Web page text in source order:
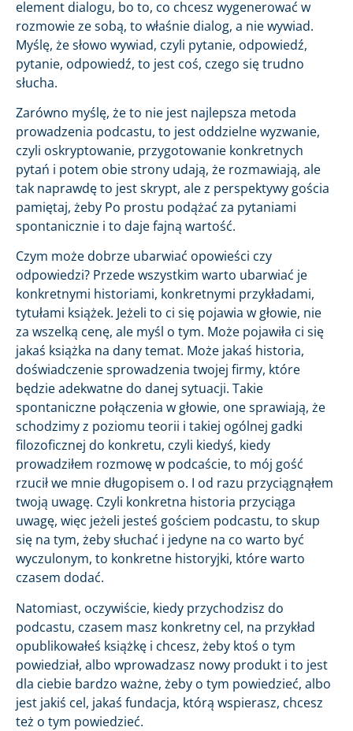
element dialogu, bo to, co chcesz wygenerować w
rozmowie ze sobą, to właśnie dialog, a nie wywiad.
Myślę, że słowo wywiad, czyli pytanie, odpowiedź,
pytanie, odpowiedź, to jest coś, czego się trudno
słucha.
Zarówno myślę, że to nie jest najlepsza metoda
prowadzenia podcastu, to jest oddzielne wyzwanie,
czyli oskryptowanie, przygotowanie konkretnych
pytań i potem obie strony udają, że rozmawiają, ale
tak naprawdę to jest skrypt, ale z perspektywy gościa
pamiętaj, żeby Po prostu podążać za pytaniami
spontanicznie i to daje fajną wartość.
Czym może dobrze ubarwiać opowieści czy
odpowiedzi? Przede wszystkim warto ubarwiać je
konkretnymi historiami, konkretnymi przykładami,
tytułami książek. Jeżeli to ci się pojawia w głowie, nie
za wszelką cenę, ale myśl o tym. Może pojawiła ci się
jakaś książka na dany temat. Może jakaś historia,
doświadczenie sprowadzenia twojej firmy, które
będzie adekwatne do danej sytuacji. Takie
spontaniczne połączenia w głowie, one sprawiają, że
schodzimy z poziomu teorii i takiej ogólnej gadki
filozoficznej do konkretu, czyli kiedyś, kiedy
prowadziłem rozmowę w podcaście, to mój gość
rzucił we mnie długopisem o. I od razu przyciągnąłem
twoją uwagę. Czyli konkretna historia przyciąga
uwagę, więc jeżeli jesteś gościem podcastu, to skup
się na tym, żeby słuchać i jedyne na co warto być
wyczulonym, to konkretne historyjki, które warto
czasem dodać.
Natomiast, oczywiście, kiedy przychodzisz do
podcastu, czasem masz konkretny cel, na przykład
opublikowałeś książkę i chcesz, żeby ktoś o tym
powiedział, albo wprowadzasz nowy produkt i to jest
dla ciebie bardzo ważne, żeby o tym powiedzieć, albo
jest jakiś cel, jakaś fundacja, którą wspierasz, chcesz
też o tym powiedzieć.